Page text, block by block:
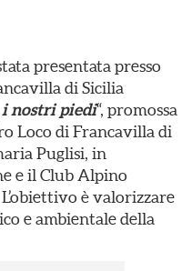
presentata presso
di Sicilia
i nostri piedi“, promossa
Loco di Francavilla di
Puglisi, in
e il Club Alpino
è valorizzare
e ambientale della